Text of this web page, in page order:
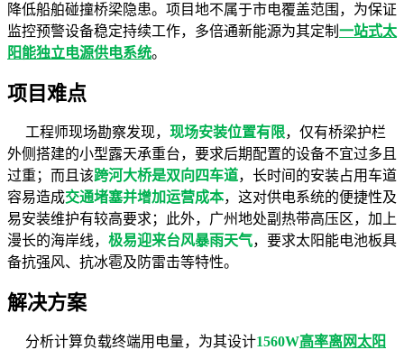
降低船舶碰撞桥梁隐患。项目地不属于市电覆盖范围，为保证
监控预警设备稳定持续工作，多倍通新能源为其定制 一站式太
阳能独立电源供电系统。
项目难点
工程师现场勘察发现， 现场安装位置有限，仅有桥梁护栏
外侧搭建的小型露天承重台，要求后期配置的设备不宜过多且
过重；而且该跨河大桥是双向四车道，长时间的安装占用车道
容易造成交通堵塞并增加运营成本，这对供电系统的便捷性及
易安装维护有较高要求；此外，广州地处副热带高压区，加上
漫长的海岸线， 极易迎来台风暴雨天气，要求太阳能电池板具
备抗强风、抗冰雹及防雷击等特性。
解决方案
分析计算负载终端用电量，为其设计1560W高率离网太阳